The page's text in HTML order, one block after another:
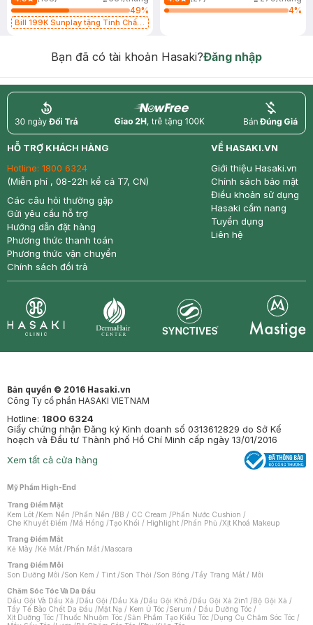
49%
Bill 199K Sunplay tặng Tinh Chất
4%
Bạn đã có tài khoản Hasaki?Đăng nhập
return nowfree price
HỖ TRỢ KHÁCH HÀNG
Hotline: 1800 6324
(Miễn phí , 08-22h kể cả T7, CN)
Các câu hỏi thường gặp
Gửi yêu cầu hỗ trợ
Hướng dẫn đặt hàng
Phương thức thanh toán
Phương thức vận chuyển
Chính sách đổi trả
VỀ HASAKI.VN
Giới thiệu Hasaki.vn
Chính sách bảo mật
Điều khoản sử dụng
Hasaki cẩm nang
Tuyển dụng
Liên hệ
Bản quyền © 2016 Hasaki.vn
Công Ty cổ phần HASAKI VIETNAM
Hotline: 1800 6324
Giấy chứng nhận Đăng ký Kinh doanh số 0313612829 do Sở Kế
hoạch và Đầu tư Thành phố Hồ Chí Minh cấp ngày 13/01/2016
Xem tất cả cửa hàng
Mỹ Phẩm High-End
Trang Điểm Mặt
Kem Lót /Kem Nền /Phấn Nền /BB / CC Cream /Phấn Nước Cushion /
Che Khuyết Điểm /Má Hồng /Tạo Khối / Highlight /Phấn Phủ /Xịt Khoá Makeup
Trang Điểm Mắt
Kẻ Mày /Kẻ Mắt /Phấn Mắt /Mascara
Trang Điểm Môi
Son Dưỡng Môi /Son Kem / Tint /Son Thỏi /Son Bóng /Tẩy Trang Mắt / Môi
Chăm Sóc Tóc Và Da Đầu
Dầu Gội Và Dầu Xả /Dầu Gội /Dầu Xả /Dầu Gội Khô /Dầu Gội Xả 2in1 /Bộ Gội Xả /
Tẩy Tế Bào Chết Da Đầu /Mặt Nạ / Kem Ủ Tóc /Serum / Dầu Dưỡng Tóc /
Xịt Dưỡng Tóc /Thuốc Nhuộm Tóc /Sản Phẩm Tạo Kiểu Tóc /Dụng Cụ Chăm Sóc Tóc /